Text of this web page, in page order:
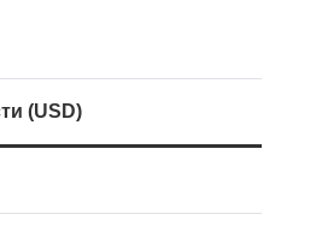
(USD)